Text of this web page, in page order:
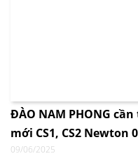
ĐÀO NAM PHONG
mới CS1, CS2 Newton
09/06/2025